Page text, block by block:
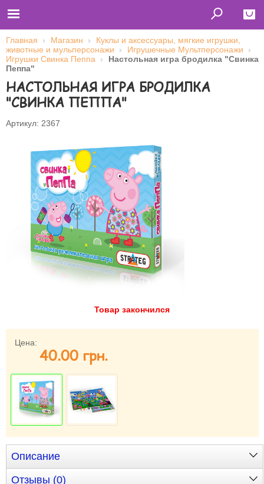
Close
Футболки
Толстовки (кенгурушки)
Свитшоты
Бейсболки
Сотрудничество
Имя пользователя (логин)
Запомнить меня
Главная Магазин
Куклы и аксессуары, мягкие игрушки,
животные и мульперсонажи
Игрушечные Мультперсонажи
Игрушки Свинка Пеппа
Настольная игра бродилка "Свинка
Пеппа"
НАСТОЛЬНАЯ ИГРА БРОДИЛКА
"СВИНКА ПЕППА"
Артикул: 2367
Товар закончился
Цена:
40.00 грн.
Описание
Отзывы (0)